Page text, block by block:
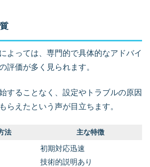
よっては、専門的で具体的なアドバイ
評価が多く見られます。
することなく、設定やトラブルの原因
らえたという声が目立ちます。
法 主な特徴
初期対応迅速
技術的説明あり